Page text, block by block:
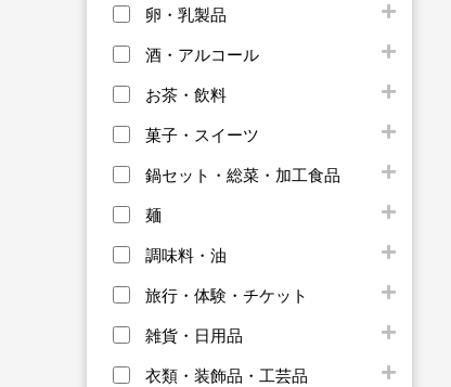
卵・乳製品
酒・アルコール
お茶・飲料
菓子・スイーツ
鍋セット・総菜・加工食品
麺
調味料・油
旅行・体験・チケット
雑貨・日用品
衣類・装飾品・工芸品